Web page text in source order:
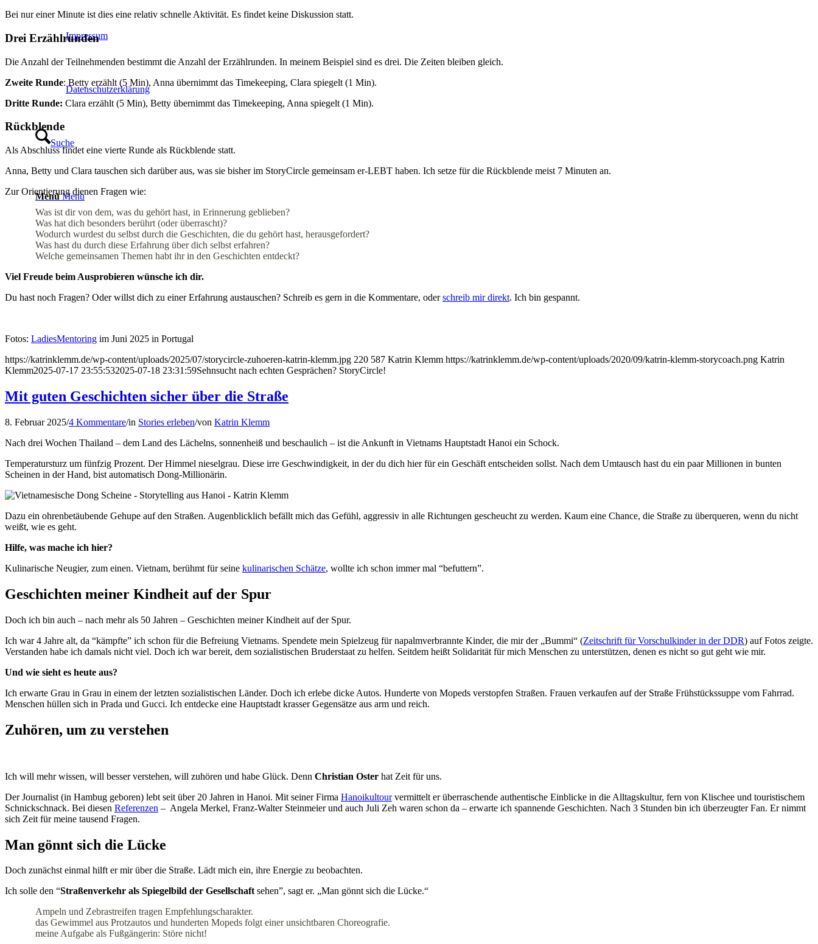
Impressum
Datenschutzerklärung
Suche
Menü Menü
Bei nur einer Minute ist dies eine relativ schnelle Aktivität. Es findet keine Diskussion statt.
Drei Erzählrunden
Die Anzahl der Teilnehmenden bestimmt die Anzahl der Erzählrunden. In meinem Beispiel sind es drei. Die Zeiten bleiben gleich.
Zweite Runde: Betty erzählt (5 Min), Anna übernimmt das Timekeeping, Clara spiegelt (1 Min).
Dritte Runde: Clara erzählt (5 Min), Betty übernimmt das Timekeeping, Anna spiegelt (1 Min).
Rückblende
Als Abschluss findet eine vierte Runde als Rückblende statt.
Anna, Betty und Clara tauschen sich darüber aus, was sie bisher im StoryCircle gemeinsam er-LEBT haben. Ich setze für die Rückblende meist 7 Minuten an.
Zur Orientierung dienen Fragen wie:
Was ist dir von dem, was du gehört hast, in Erinnerung geblieben?
Was hat dich besonders berührt (oder überrascht)?
Wodurch wurdest du selbst durch die Geschichten, die du gehört hast, herausgefordert?
Was hast du durch diese Erfahrung über dich selbst erfahren?
Welche gemeinsamen Themen habt ihr in den Geschichten entdeckt?
Viel Freude beim Ausprobieren wünsche ich dir.
Du hast noch Fragen? Oder willst dich zu einer Erfahrung austauschen? Schreib es gern in die Kommentare, oderschreib mir direkt. Ich bin gespannt.
Fotos: LadiesMentoring im Juni 2025 in Portugal
https://katrinklemm.de/wp-content/uploads/2025/07/storycircle-zuhoeren-katrin-klemm.jpg 220 587 Katrin Klemm https://katrinklemm.de/wp-content/uploads/2020/09/katrin-klemm-storycoach.png Katrin
Klemm2025-07-17 23:55:532025-07-18 23:31:59Sehnsucht nach echten Gesprächen? StoryCircle!
Mit guten Geschichten sicher über die Straße
8. Februar 2025/4 Kommentare/in Stories erleben/von Katrin Klemm
Nach drei Wochen Thailand – dem Land des Lächelns, sonnenheiß und beschaulich – ist die Ankunft in Vietnams Hauptstadt Hanoi ein Schock.
Temperatursturz um fünfzig Prozent. Der Himmel nieselgrau. Diese irre Geschwindigkeit, in der du dich hier für ein Geschäft entscheiden sollst. Nach dem Umtausch hast du ein paar Millionen in bunten
Scheinen in der Hand, bist automatisch Dong-Millionärin.
Dazu ein ohrenbetäubende Gehupe auf den Straßen. Augenblicklich befällt mich das Gefühl, aggressiv in alle Richtungen gescheucht zu werden. Kaum eine Chance, die Straße zu überqueren, wenn du nicht
weißt, wie es geht.
Hilfe, was mache ich hier?
Kulinarische Neugier, zum einen. Vietnam, berühmt für seine kulinarischen Schätze, wollte ich schon immer mal “befuttern”.
Geschichten meiner Kindheit auf der Spur
Doch ich bin auch – nach mehr als 50 Jahren – Geschichten meiner Kindheit auf der Spur.
Ich war 4 Jahre alt, da “kämpfte” ich schon für die Befreiung Vietnams. Spendete mein Spielzeug für napalmverbrannte Kinder, die mir der „Bummi“ (Zeitschrift für Vorschulkinder in der DDR) auf Fotos zeigte.
Verstanden habe ich damals nicht viel. Doch ich war bereit, dem sozialistischen Bruderstaat zu helfen. Seitdem heißt Solidarität für mich Menschen zu unterstützen, denen es nicht so gut geht wie mir.
Und wie sieht es heute aus?
Ich erwarte Grau in Grau in einem der letzten sozialistischen Länder. Doch ich erlebe dicke Autos. Hunderte von Mopeds verstopfen Straßen. Frauen verkaufen auf der Straße Frühstückssuppe vom Fahrrad.
Menschen hüllen sich in Prada und Gucci. Ich entdecke eine Hauptstadt krasser Gegensätze aus arm und reich.
Zuhören, um zu verstehen
Ich will mehr wissen, will besser verstehen, will zuhören und habe Glück. Denn Christian Oster hat Zeit für uns.
Der Journalist (in Hambug geboren) lebt seit über 20 Jahren in Hanoi. Mit seiner Firma Hanoikultourvermittelt er überraschende authentische Einblicke in die Alltagskultur, fern von Klischee und touristischem
Schnickschnack. Bei diesen Referenzen – Angela Merkel, Franz-Walter Steinmeier und auch Juli Zeh waren schon da – erwarte ich spannende Geschichten. Nach 3 Stunden bin ich überzeugter Fan. Er nimmt
sich Zeit für meine tausend Fragen.
Man gönnt sich die Lücke
Doch zunächst einmal hilft er mir über die Straße. Lädt mich ein, ihre Energie zu beobachten.
Ich solle den “Straßenverkehr als Spiegelbild der Gesellschaftsehen”, sagt er. „Man gönnt sich die Lücke.“
Ampeln und Zebrastreifen tragen Empfehlungscharakter.
das Gewimmel aus Protzautos und hunderten Mopeds folgt einer unsichtbaren Choreografie.
meine Aufgabe als Fußgängerin: Störe nicht!